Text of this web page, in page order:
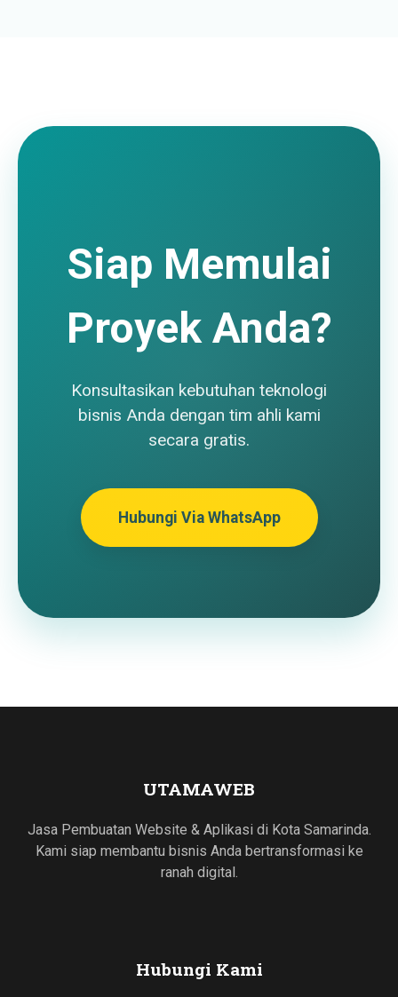
Siap Memulai
Proyek Anda?
Konsultasikan kebutuhan teknologi
bisnis Anda dengan tim ahli kami
secara gratis.
Hubungi Via WhatsApp
UTAMAWEB
Jasa Pembuatan Website & Aplikasi di Kota Samarinda.
Kami siap membantu bisnis Anda bertransformasi ke
ranah digital.
Hubungi Kami